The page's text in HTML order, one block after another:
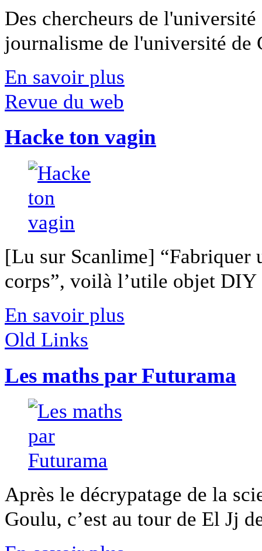
Des chercheurs de
journalisme de l'université
En savoir plus
Revue du web
Hacke ton vagin
[Lu sur Scanlime] “Fabriquer
corps”, voilà l’utile objet
En savoir plus
Old Links
Les maths par Futurama
Après le décrypatage de la
Goulu, c’est au tour de El Jj